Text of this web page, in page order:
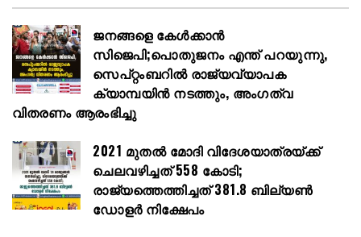
ജനങ്ങളെ കേൾക്കാൻ
സിജെപി;പൊതുജനം എന്ത് പറയുന്നു,
സെപ്റ്റംബറിൽ രാജ്യവ്യാപക
ക്യാമ്പയിൻ നടത്തും, അംഗത്വ
വിതരണം ആരംഭിച്ചു
2021 മുതൽ മോദി വിദേശയാത്രയ്ക്ക്
ചെലവഴിച്ചത് 558 കോടി;
രാജ്യത്തെത്തിച്ചത് 381.8 ബില്യൺ
ഡോളർ നിക്ഷേപം